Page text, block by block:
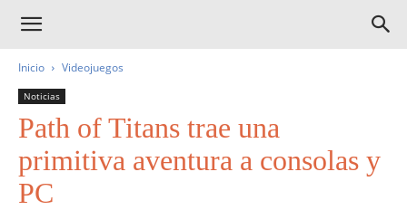
Inicio Videojuegos
Noticias
Path of Titans trae una
primitiva aventura a consolas y
PC